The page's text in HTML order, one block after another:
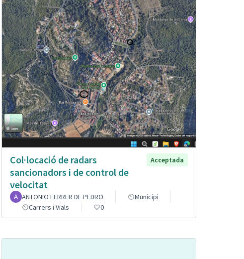
Col·locació de radars
sancionadors i de control de
velocitat
Acceptada
ANTONIO FERRER DE PEDRO
Municipi
Carrers i Vials
0